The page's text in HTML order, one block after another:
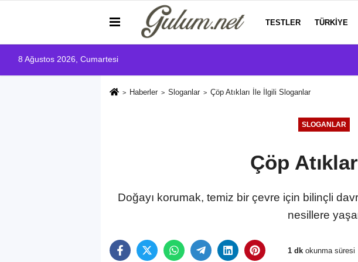
TESTLER TÜRKIYE
8 Ağustos 2026, Cumartesi
Haberler Sloganlar Çöp Atıkları İle İlgili Sloganlar
SLOGANLAR
Çöp
Doğayı korumak, temiz bir çevre için bilinçli
nesillere
1 dk okunma süresi